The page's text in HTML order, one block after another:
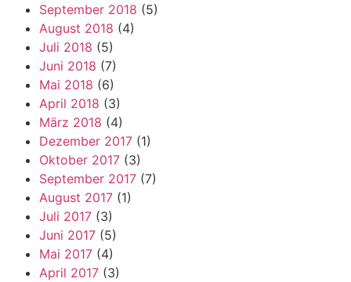
September 2018 (5)
August 2018 (4)
Juli 2018 (5)
Juni 2018 (7)
Mai 2018 (6)
April 2018 (3)
März 2018 (4)
Dezember 2017 (1)
Oktober 2017 (3)
September 2017 (7)
August 2017 (1)
Juli 2017 (3)
Juni 2017 (5)
Mai 2017 (4)
April 2017 (3)